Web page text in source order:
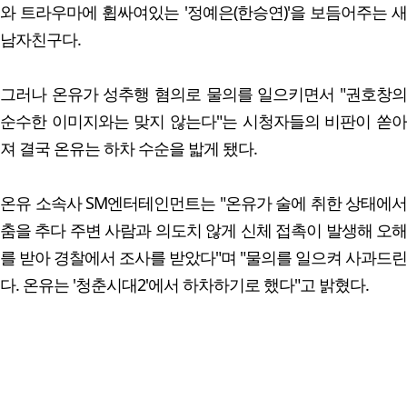
와 트라우마에 휩싸여있는 '정예은(한승연)'을 보듬어주는 새
남자친구다.
그러나 온유가 성추행 혐의로 물의를 일으키면서 "권호창의
순수한 이미지와는 맞지 않는다"는 시청자들의 비판이 쏟아
져 결국 온유는 하차 수순을 밟게 됐다.
온유 소속사 SM엔터테인먼트는 "온유가 술에 취한 상태에서
춤을 추다 주변 사람과 의도치 않게 신체 접촉이 발생해 오해
를 받아 경찰에서 조사를 받았다"며 "물의를 일으켜 사과드린
다. 온유는 '청춘시대2'에서 하차하기로 했다"고 밝혔다.